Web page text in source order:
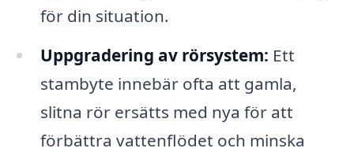
för din situation.
Uppgradering av rörsystem: Ett
stambyte innebär ofta att gamla,
slitna rör ersätts med nya för att
förbättra vattenflödet och minska